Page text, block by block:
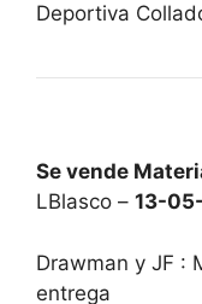
Deportiva
Se vende
LBlasco – 13-
Drawman y JF :
entrega